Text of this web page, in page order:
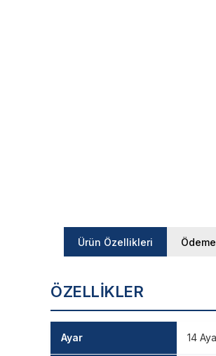
Ürün Özellikleri
ÖZELLIKLER
Ayar 14